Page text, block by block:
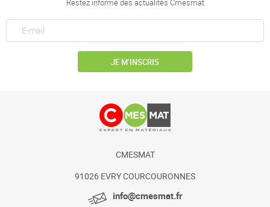
Restez informé des actualités Cmesmat
JE M’INSCRIS
CMESMAT
91026 EVRY COURCOURONNES
info@cmesmat.fr